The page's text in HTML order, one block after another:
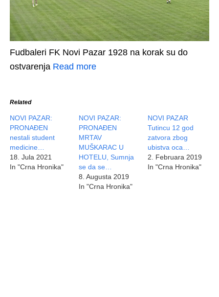
Fudbaleri FK Novi Pazar 1928 na korak su do
ostvarenja Read more
Related
NOVI PAZAR:
PRONAĐEN
nestali student
medicine…
18. Jula 2021
In "Crna Hronika"
NOVI PAZAR:
PRONAĐEN
MRTAV
MUŠKARAC U
HOTELU, Sumnja
se da se…
8. Augusta 2019
In "Crna Hronika"
NOVI PAZAR
Tutincu 12 god
zatvora zbog
ubistva oca…
2. Februara 2019
In "Crna Hronika"